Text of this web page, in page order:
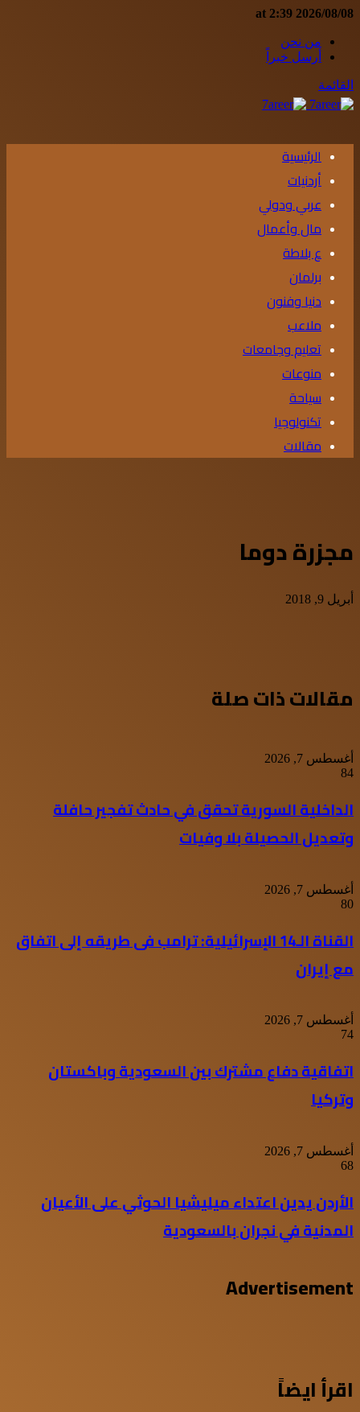
2026/08/08 at 2:39
من نحن
أرسل خبراً
القائمة
الرئيسية
أردنيات
عربي ودولي
مال وأعمال
ع بلاطة
برلمان
دنيا وفنون
ملاعب
تعليم وجامعات
منوعات
سياحة
تكنولوجيا
مقالات
مجزرة دوما
أبريل 9, 2018
مقالات ذات صلة
أغسطس 7, 2026
84
الداخلية السورية تحقق في حادث تفجير حافلة
وتعديل الحصيلة بلا وفيات
أغسطس 7, 2026
80
القناة الـ14 الإسرائيلية: ترامب فى طريقه إلى اتفاق
مع إيران
أغسطس 7, 2026
74
اتفاقية دفاع مشترك بين السعودية وباكستان
وتركيا
أغسطس 7, 2026
68
الأردن يدين اعتداء ميليشيا الحوثي على الأعيان
المدنية في نجران بالسعودية
Advertisement
اقرأ ايضاً